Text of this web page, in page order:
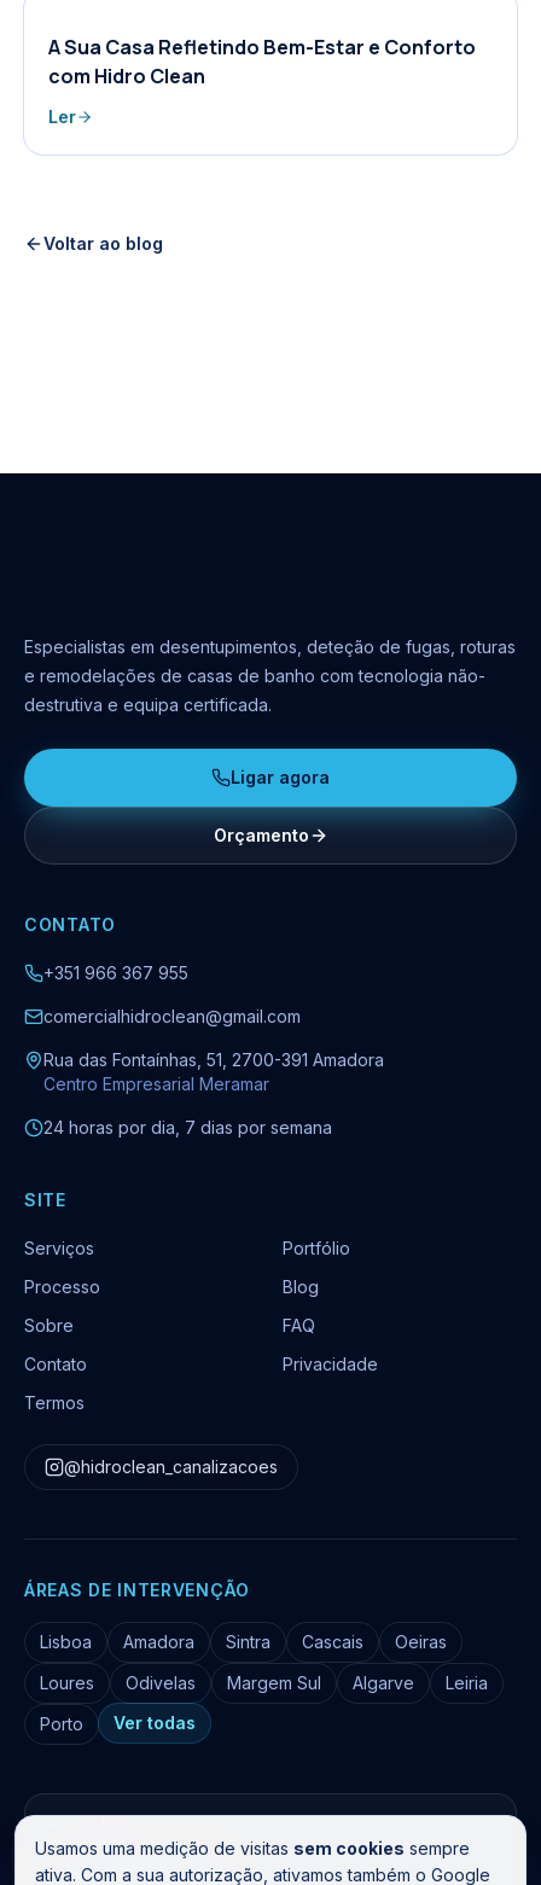
A Sua Casa Refletindo Bem-Estar e Conforto
com Hidro Clean
Ler
Voltar ao blog
Especialistas em desentupimentos, deteção de fugas, roturas
e remodelações de casas de banho com tecnologia não-
destrutiva e equipa certificada.
Ligar agora
Orçamento
CONTATO
+351 966 367 955
comercialhidroclean@gmail.com
Rua das Fontaínhas, 51, 2700-391 Amadora
Centro Empresarial Meramar
24 horas por dia, 7 dias por semana
SITE
Serviços
Portfólio
Processo
Blog
Sobre
FAQ
Contato
Privacidade
Termos
@hidroclean_canalizacoes
ÁREAS DE INTERVENÇÃO
Lisboa Amadora Sintra Cascais
Oeiras
Loures
Odivelas Margem Sul Algarve
Leiria
Porto
Ver todas
reservados.
Livro de Reclamações
Usamos uma medição de visitas sem cookies sempre
ativa. Com a sua autorização, ativamos também o Google